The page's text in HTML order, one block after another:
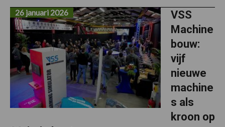
VSS
Machine
bouw:
vijf
nieuwe
machine
s als
kroon op
26 januari 2026